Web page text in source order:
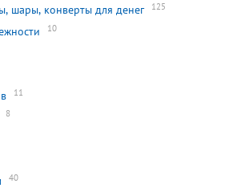
шары, конверты для денег 125
10
11
8
40